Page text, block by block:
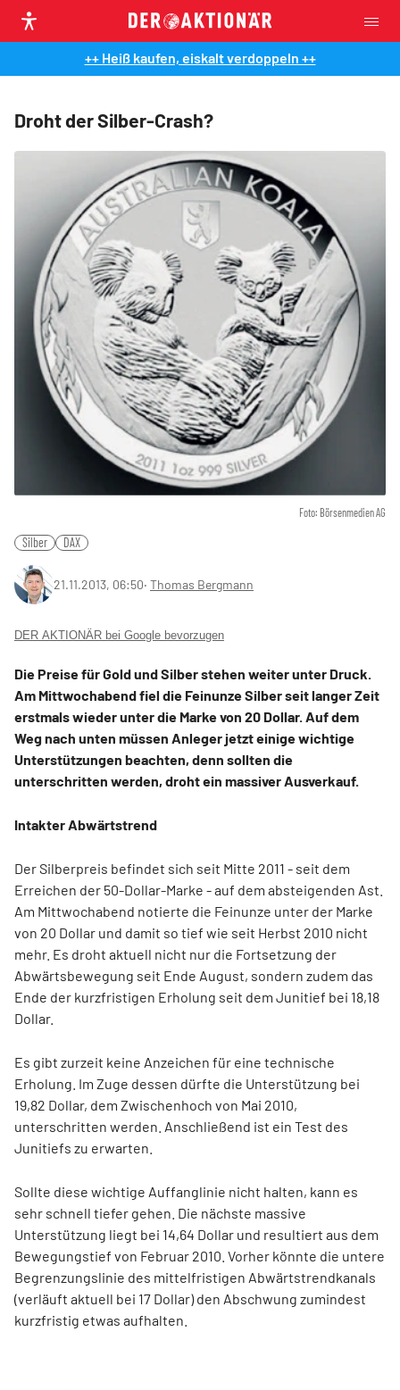
++ Heiß kaufen, eiskalt verdoppeln ++
Droht der Silber-Crash?
Foto: Börsenmedien AG
Silber DAX
21.11.2013, 06:50‧ Thomas Bergmann
DER AKTIONÄR bei Google bevorzugen
Die Preise für Gold und Silber stehen weiter unter Druck.
Am Mittwochabend fiel die Feinunze Silber seit langer Zeit
erstmals wieder unter die Marke von 20 Dollar. Auf dem
Weg nach unten müssen Anleger jetzt einige wichtige
Unterstützungen beachten, denn sollten die
unterschritten werden, droht ein massiver Ausverkauf.
Intakter Abwärtstrend
Der Silberpreis befindet sich seit Mitte 2011 - seit dem
Erreichen der 50-Dollar-Marke - auf dem absteigenden Ast.
Am Mittwochabend notierte die Feinunze unter der Marke
von 20 Dollar und damit so tief wie seit Herbst 2010 nicht
mehr. Es droht aktuell nicht nur die Fortsetzung der
Abwärtsbewegung seit Ende August, sondern zudem das
Ende der kurzfristigen Erholung seit dem Junitief bei 18,18
Dollar.
Es gibt zurzeit keine Anzeichen für eine technische
Erholung. Im Zuge dessen dürfte die Unterstützung bei
19,82 Dollar, dem Zwischenhoch von Mai 2010,
unterschritten werden. Anschließend ist ein Test des
Junitiefs zu erwarten.
Sollte diese wichtige Auffanglinie nicht halten, kann es
sehr schnell tiefer gehen. Die nächste massive
Unterstützung liegt bei 14,64 Dollar und resultiert aus dem
Bewegungstief von Februar 2010. Vorher könnte die untere
Begrenzungslinie des mittelfristigen Abwärtstrendkanals
(verläuft aktuell bei 17 Dollar) den Abschwung zumindest
kurzfristig etwas aufhalten.